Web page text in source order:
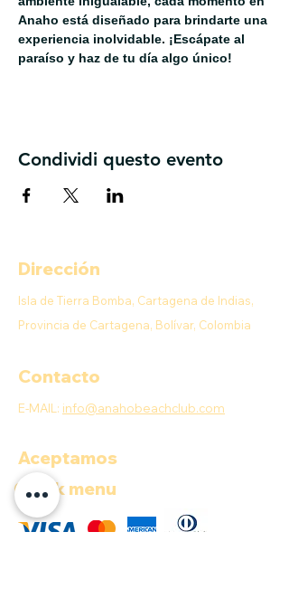
Anaho está diseñado para brindarte una
experiencia inolvidable. ¡Escápate al
paraíso y haz de tu día algo único!
Condividi questo evento
Dirección
Isla de Tierra Bomba, Cartagena de Indias,
Provincia de Cartagena, Bolívar, Colombia
Contacto
E-MAIL: info@anahobeachclub.com
Aceptamos
Quick menu